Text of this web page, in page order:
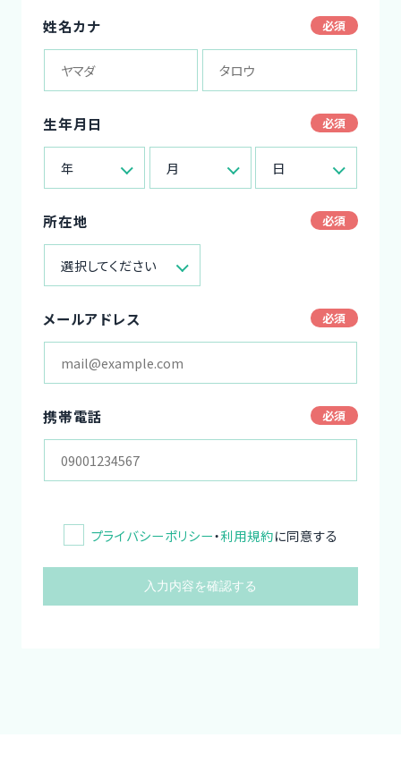
姓名カナ
生年月日
年 月 日
所在地
選択してください
メールアドレス
携帯電話
プライバシーポリシー・利用規約に同意する
入力内容を確認する